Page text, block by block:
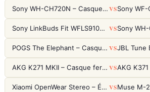
Sony WH-CH720N – Casque ANC 35h, Ultra-léger (192g) avec Processeur V1 VS
Sony LinkBuds Fit WFLS910NW Blanc – Écouteurs Sport Ailes ANC VS
POGS The Elephant – Casque Filaire Enfants 85dB POGS-Safe™ (Éco-Responsable) VS
AKG K271 MKII – Casque fermé studio fiable pour une écoute neutre VS
Xiaomi OpenWear Stereo – Écouteurs Open-Ear Hi-Res avec réduction de fuite sonore VS